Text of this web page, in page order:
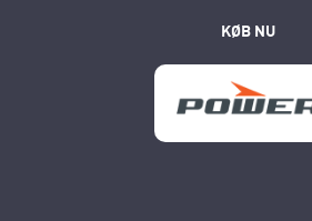
KØB NU